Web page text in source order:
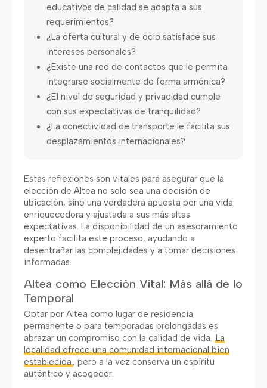
educativos de calidad se adapta a sus
requerimientos?
¿La oferta cultural y de ocio satisface sus
intereses personales?
¿Existe una red de contactos que le permita
integrarse socialmente de forma armónica?
¿El nivel de seguridad y privacidad cumple
con sus expectativas de tranquilidad?
¿La conectividad de transporte le facilita sus
desplazamientos internacionales?
Estas reflexiones son vitales para asegurar que la
elección de Altea no solo sea una decisión de
ubicación, sino una verdadera apuesta por una vida
enriquecedora y ajustada a sus más altas
expectativas La disponibilidad de un asesoramiento
experto facilita este proceso, ayudando a
desentrañar las complejidades y a tomar decisiones
informadas
Altea como Elección Vital: Más allá de lo
Temporal
Optar por Altea como lugar de residencia
permanente o para temporadas prolongadas es
abrazar un compromiso con la calidad de vida. La
localidad ofrece una comunidad internacional bien
establecida, pero a la vez conserva un espíritu
auténtico y acogedor.